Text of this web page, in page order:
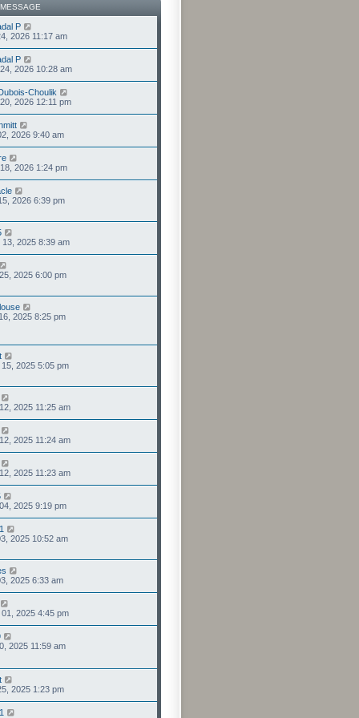
P
2026 11:17 am
P
2026 10:28 am
Choulik
2026 12:11 pm
2026 9:40 am
2026 1:24 pm
2026 6:39 pm
2025 8:39 am
2025 6:00 pm
2025 8:25 pm
2025 5:05 pm
2025 11:25 am
2025 11:24 am
2025 11:23 am
2025 9:19 pm
2025 10:52 am
2025 6:33 am
2025 4:45 pm
2025 11:59 am
2025 1:23 pm